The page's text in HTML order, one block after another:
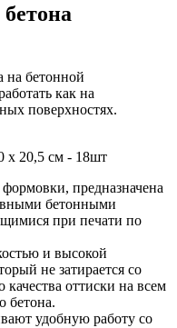
на бетонной
как на
поверхностях.
х 20,5 см - 18шт
предназначена
бетонными
при печати по
и высокой
не затирается со
оттиски на всем
бетона.
удобную работу со